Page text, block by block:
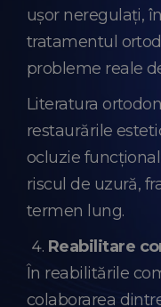
ușor neregulați,
tratamentul
probleme reale
Literatura
restaurările
ocluzie
riscul de uzură,
termen lung.
Reabilitare
În reabilitările
colaborarea